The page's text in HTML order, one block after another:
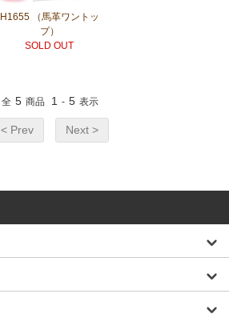
H1655 （馬革ワントッ
プ）
SOLD OUT
全 5 商品 1 - 5 表示
< Prev Next >